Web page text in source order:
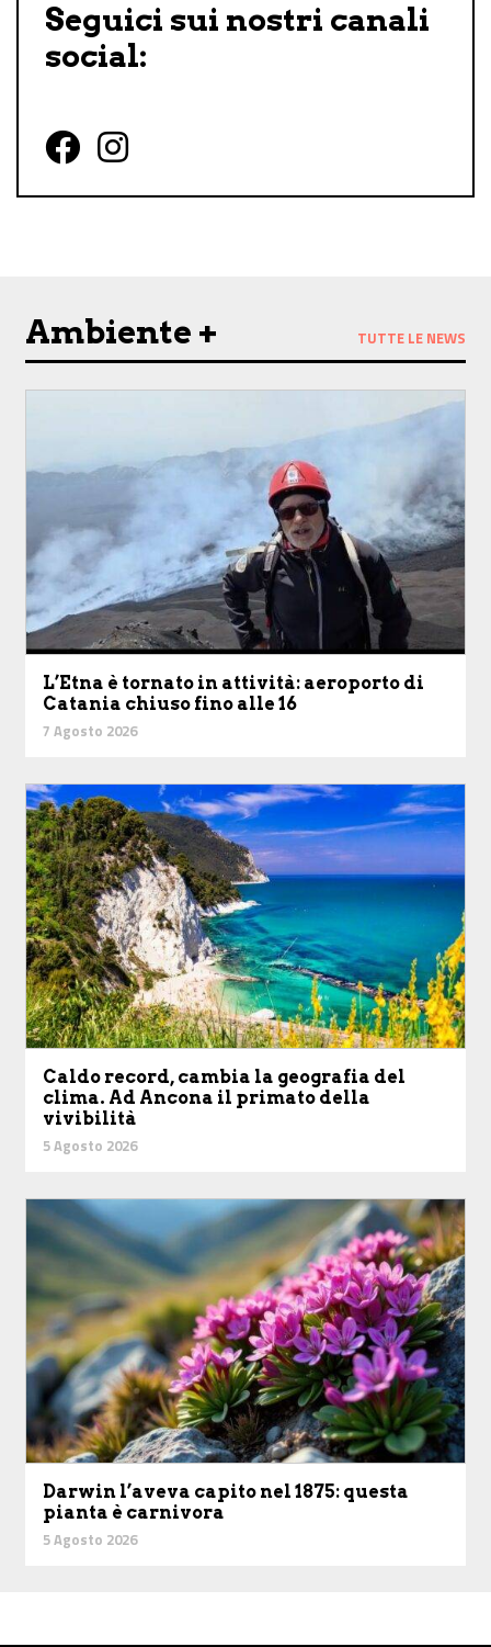
Seguici sui nostri canali
social:
Follow us on Facebook
Follow us on Instagram
Ambiente + TUTTE LE NEWS
L’Etna è tornato in attività: aeroporto di
Catania chiuso fino alle 16
7 Agosto 2026
Caldo record, cambia la geografia del
clima. Ad Ancona il primato della
vivibilità
5 Agosto 2026
Darwin l’aveva capito nel 1875: questa
pianta è carnivora
5 Agosto 2026